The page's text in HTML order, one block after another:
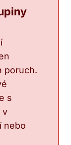
poruch.
s
v
nebo